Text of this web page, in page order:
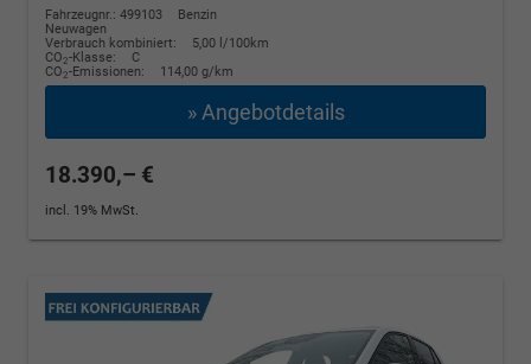
Fahrzeugnr.: 499103
Benzin
Neuwagen
Verbrauch kombiniert:
5,00 l/100km
CO2-Klasse:
C
CO2-Emissionen: 114,00 g/km
» Angebotdetails
18.390,– €
incl. 19% MwSt.